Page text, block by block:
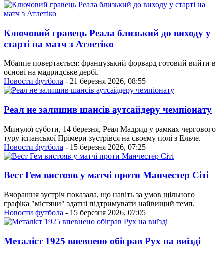
Ключовий гравець Реала близький до виходу у
старті на матч з Атлетіко
Мбаппе повертається: французький форвард готовий вийти в
основі на мадридське дербі.
Новости футбола - 21 березня 2026, 08:55
Реал не залишив шансів аутсайдеру чемпіонату
Минулої суботи, 14 березня, Реал Мадрид у рамках чергового
туру іспанської Прімери зустрівся на своєму полі з Ельче.
Новости футбола - 15 березня 2026, 07:25
Вест Гем вистояв у матчі проти Манчестер Сіті
Вчорашня зустріч показала, що навіть за умов щільного
графіка "містяни" здатні підтримувати найвищий темп.
Новости футбола - 15 березня 2026, 07:05
Металіст 1925 впевнено обіграв Рух на виїзді